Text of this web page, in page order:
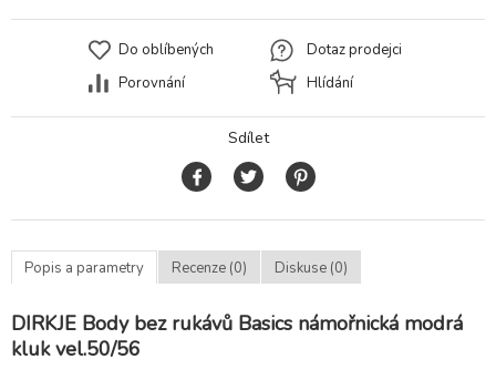
Do oblíbených
Porovnání
Dotaz prodejci
Hlídání
Sdílet
Popis a parametry Recenze (0) Diskuse (0)
DIRKJE Body bez rukávů Basics námořnická modrá
kluk vel.50/56